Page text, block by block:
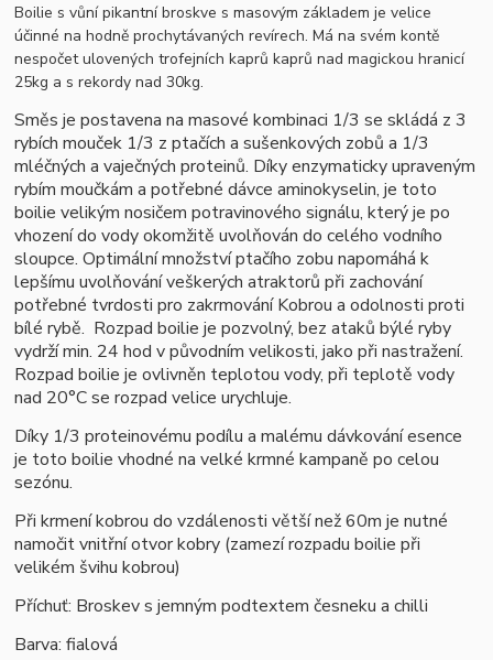
Boilie s vůní pikantní broskve s masovým základem je velice
účinné na hodně prochytávaných revírech. Má na svém kontě
nespočet ulovených trofejních kaprů kaprů nad magickou hranicí
25kg a s rekordy nad 30kg.
Směs je postavena na masové kombinaci 1/3 se skládá z 3
rybích mouček 1/3 z ptačích a sušenkových zobů a 1/3
mléčných a vaječných proteinů. Díky enzymaticky upraveným
rybím moučkám a potřebné dávce aminokyselin, je toto
boilie velikým nosičem potravinového signálu, který je po
vhození do vody okomžitě uvolňován do celého vodního
sloupce. Optimální množství ptačího zobu napomáhá k
lepšímu uvolňování veškerých atraktorů při zachování
potřebné tvrdosti pro zakrmování Kobrou a odolnosti proti
bílé rybě. Rozpad boilie je pozvolný, bez ataků býlé ryby
vydrží min. 24 hod v původním velikosti, jako při nastražení.
Rozpad boilie je ovlivněn teplotou vody, při teplotě vody
nad 20°C se rozpad velice urychluje.
Díky 1/3 proteinovému podílu a malému dávkování esence
je toto boilie vhodné na velké krmné kampaně po celou
sezónu.
Při krmení kobrou do vzdálenosti větší než 60m je nutné
namočit vnitřní otvor kobry (zamezí rozpadu boilie při
velikém švihu kobrou)
Příchuť: Broskev s jemným podtextem česneku a chilli
Barva: fialová